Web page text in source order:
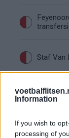
Information
If you wish to
processing of
Staf Van
groot
ziet de